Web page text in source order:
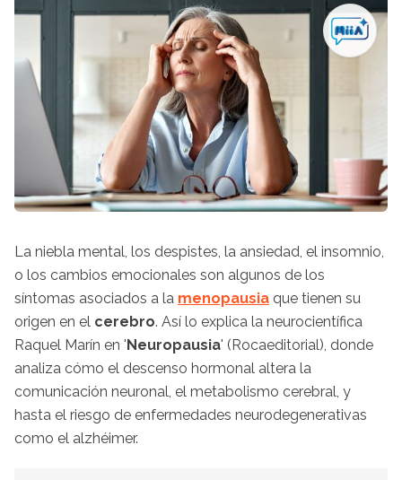
La niebla mental, los despistes, la ansiedad, el insomnio,
o los cambios emocionales son algunos de los
síntomas asociados a la menopausia que tienen su
origen en el cerebro. Así lo explica la neurocientífica
Raquel Marín en 'Neuropausia' (Rocaeditorial), donde
analiza cómo el descenso hormonal altera la
comunicación neuronal, el metabolismo cerebral, y
hasta el riesgo de enfermedades neurodegenerativas
como el alzhéimer.